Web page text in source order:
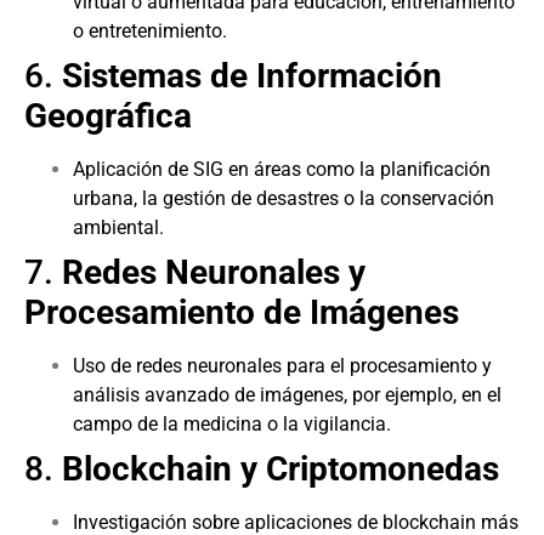
o entretenimiento.
6. Sistemas de Información
Geográfica
Aplicación de SIG en áreas como la planificación
urbana, la gestión de desastres o la conservación
ambiental.
7. Redes Neuronales y
Procesamiento de Imágenes
Uso de redes neuronales para el procesamiento y
análisis avanzado de imágenes, por ejemplo, en el
campo de la medicina o la vigilancia.
8. Blockchain y Criptomonedas
Investigación sobre aplicaciones de blockchain más